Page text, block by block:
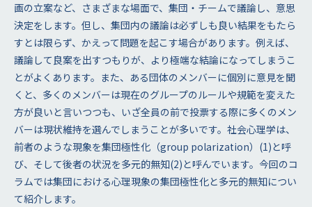
画の立案など、さまざまな場面で、集団・チームで議論し、意思
決定をします。但し、集団内の議論は必ずしも良い結果をもたら
すとは限らず、かえって問題を起こす場合があります。例えば、
議論して良案を出すつもりが、より極端な結論になってしまうこ
とがよくあります。また、ある団体のメンバーに個別に意見を聞
くと、多くのメンバーは現在のグループのルールや規範を変えた
方が良いと言いつつも、いざ全員の前で投票する際に多くのメン
バーは現状維持を選んでしまうことが多いです。社会心理学は、
前者のような現象を集団極性化（group polarization）(1)と呼
び、そして後者の状況を多元的無知(2)と呼んでいます。今回のコ
ラムでは集団における心理現象の集団極性化と多元的無知につい
て紹介します。